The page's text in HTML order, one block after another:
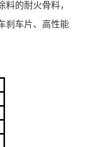
的耐火骨料，
刹车片、高性能